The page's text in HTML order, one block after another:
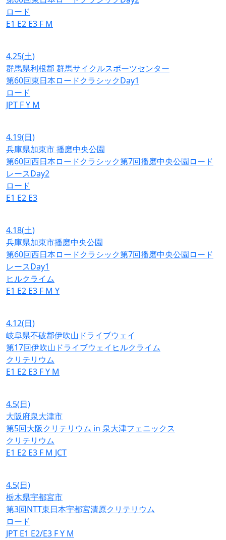
ロード
E1 E2 E3 F M
4.25(土)
群馬県利根郡 群馬サイクルスポーツセンター
第60回東日本ロードクラシックDay1
ロード
JPT FY M
4.19(日)
兵庫県加東市 播磨中央公園
第60回西日本ロードクラシック第7回播磨中央公園ロード
レースDay2
ロード
E1 E2 E3
4.18(土)
兵庫県加東市播磨中央公園
第60回西日本ロードクラシック第7回播磨中央公園ロード
レースDay1
ヒルクライム
E1 E2 E3 F M Y
4.12(日)
岐阜県不破郡伊吹山ドライブウェイ
第17回伊吹山ドライブウェイヒルクライム
クリテリウム
E1 E2 E3 FY M
4.5(日)
大阪府泉大津市
第5回大阪クリテリウム in 泉大津フェニックス
クリテリウム
E1 E2 E3 F M JCT
4.5(日)
栃木県宇都宮市
第3回NTT東日本宇都宮清原クリテリウム
ロード
JPT E1 E2/E3 FY M